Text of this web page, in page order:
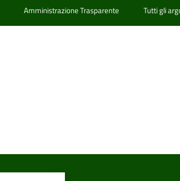
Amministrazione Trasparente Tutti gli